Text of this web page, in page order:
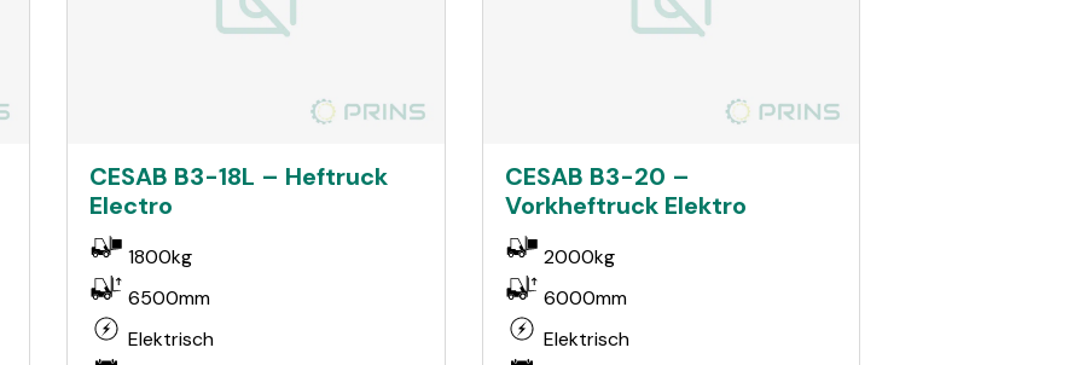
CESAB B3-18L – Heftruck
Electro
1800kg
6500mm
Elektrisch
CESAB B3-20 –
Vorkheftruck Elektro
2000kg
6000mm
Elektrisch